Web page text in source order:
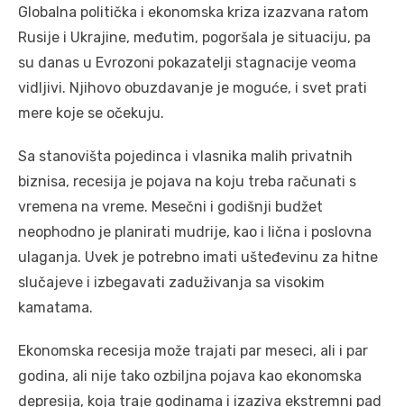
Globalna politička i ekonomska kriza izazvana ratom
Rusije i Ukrajine, međutim, pogoršala je situaciju, pa
su danas u Evrozoni pokazatelji stagnacije veoma
vidljivi. Njihovo obuzdavanje je moguće, i svet prati
mere koje se očekuju.
Sa stanovišta pojedinca i vlasnika malih privatnih
biznisa, recesija je pojava na koju treba računati s
vremena na vreme. Mesečni i godišnji budžet
neophodno je planirati mudrije, kao i lična i poslovna
ulaganja. Uvek je potrebno imati ušteđevinu za hitne
slučajeve i izbegavati zaduživanja sa visokim
kamatama.
Ekonomska recesija može trajati par meseci, ali i par
godina, ali nije tako ozbiljna pojava kao ekonomska
depresija, koja traje godinama i izaziva ekstremni pad